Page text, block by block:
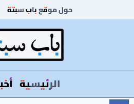
إلى
حول موقع باب سبتة
الرئيسية